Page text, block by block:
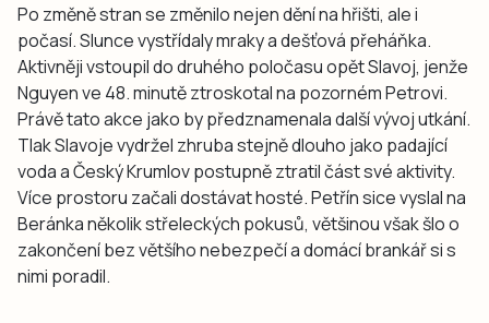
Po změně stran se změnilo nejen dění na hřišti, ale i
počasí. Slunce vystřídaly mraky a dešťová přeháňka.
Aktivněji vstoupil do druhého poločasu opět Slavoj, jenže
Nguyen ve 48. minutě ztroskotal na pozorném Petrovi.
Právě tato akce jako by předznamenala další vývoj utkání.
Tlak Slavoje vydržel zhruba stejně dlouho jako padající
voda a Český Krumlov postupně ztratil část své aktivity.
Více prostoru začali dostávat hosté. Petřín sice vyslal na
Beránka několik střeleckých pokusů, většinou však šlo o
zakončení bez většího nebezpečí a domácí brankář si s
nimi poradil.